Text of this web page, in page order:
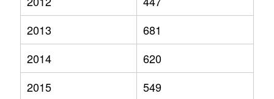
2013
681
2014
620
2015
549